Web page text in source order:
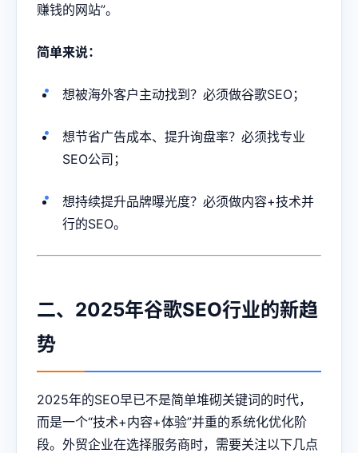
赚钱的网站”。
简单来说：
想被海外客户主动找到？必须做谷歌SEO；
想节省广告成本、提升询盘率？必须找专业
SEO公司；
想持续提升品牌曝光度？必须做内容+技术并
行的SEO。
二、2025年谷歌SEO行业的新趋
势
2025年的SEO早已不是简单堆砌关键词的时代，
而是一个“技术+内容+体验”并重的系统化优化阶
段。外贸企业在选择服务商时，需要关注以下几点